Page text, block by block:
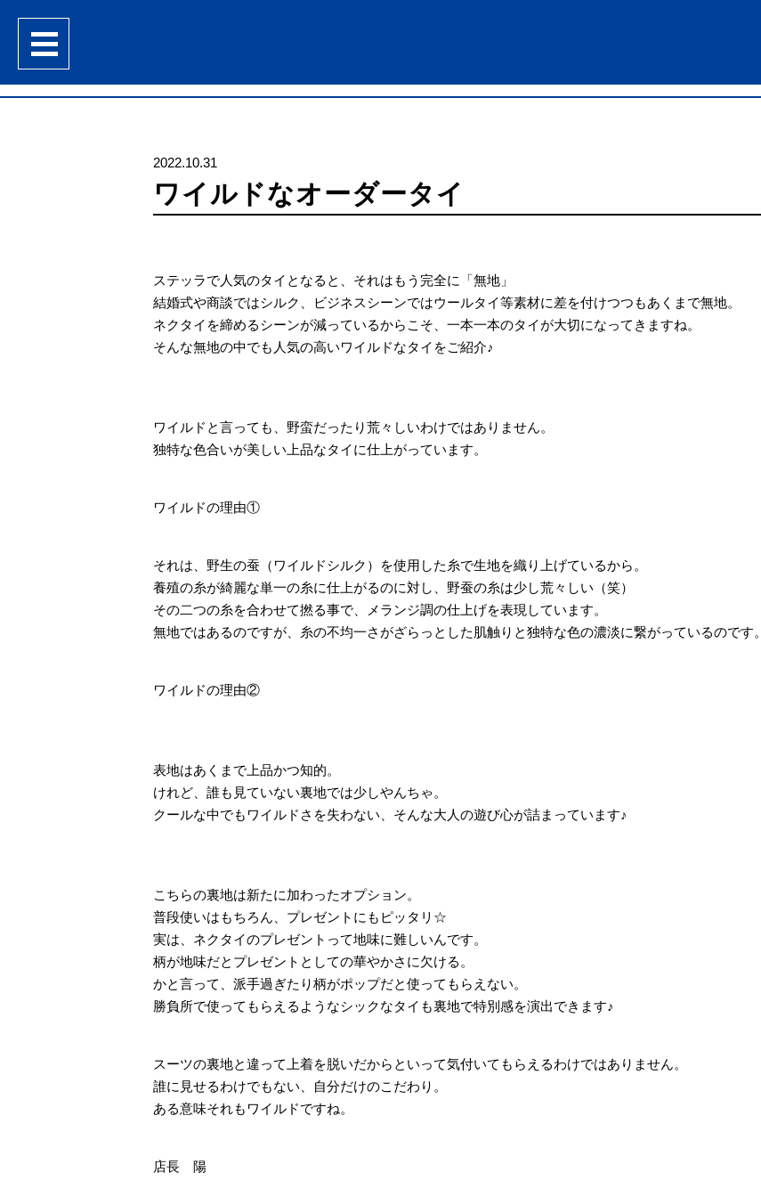
2022.10.31
ワイルドなオーダータイ
ステッラで人気のタイとなると、それはもう完全に「無地」
結婚式や商談ではシルク、ビジネスシーンではウールタイ等素材に差を付けつつもあくまで無地。
ネクタイを締めるシーンが減っているからこそ、一本一本のタイが大切になってきますね。
そんな無地の中でも人気の高いワイルドなタイをご紹介♪
ワイルドと言っても、野蛮だったり荒々しいわけではありません。
独特な色合いが美しい上品なタイに仕上がっています。
ワイルドの理由①
それは、野生の蚕（ワイルドシルク）を使用した糸で生地を織り上げているから。
養殖の糸が綺麗な単一の糸に仕上がるのに対し、野蚕の糸は少し荒々しい（笑）
その二つの糸を合わせて撚る事で、メランジ調の仕上げを表現しています。
無地ではあるのですが、糸の不均一さがざらっとした肌触りと独特な色の濃淡に繋がっているのです。
ワイルドの理由②
表地はあくまで上品かつ知的。
けれど、誰も見ていない裏地では少しやんちゃ。
クールな中でもワイルドさを失わない、そんな大人の遊び心が詰まっています♪
こちらの裏地は新たに加わったオプション。
普段使いはもちろん、プレゼントにもピッタリ☆
実は、ネクタイのプレゼントって地味に難しいんです。
柄が地味だとプレゼントとしての華やかさに欠ける。
かと言って、派手過ぎたり柄がポップだと使ってもらえない。
勝負所で使ってもらえるようなシックなタイも裏地で特別感を演出できます♪
スーツの裏地と違って上着を脱いだからといって気付いてもらえるわけではありません。
誰に見せるわけでもない、自分だけのこだわり。
ある意味それもワイルドですね。
店長 陽